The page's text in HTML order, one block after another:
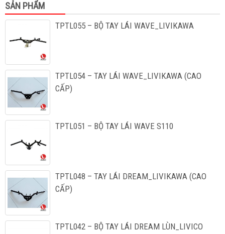
SẢN PHẨM
TPTL055 – BỘ TAY LÁI WAVE_LIVIKAWA
TPTL054 – TAY LÁI WAVE_LIVIKAWA (CAO
CẤP)
TPTL051 – BỘ TAY LÁI WAVE S110
TPTL048 – TAY LÁI DREAM_LIVIKAWA (CAO
CẤP)
TPTL042 – BỘ TAY LÁI DREAM LÙN_LIVICO